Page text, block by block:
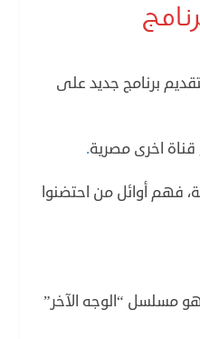
برنامج جديد على
قناة اخرى مصرية.
فهم أوائل من احتضنوا
مسلسل “الوجه الآخر”